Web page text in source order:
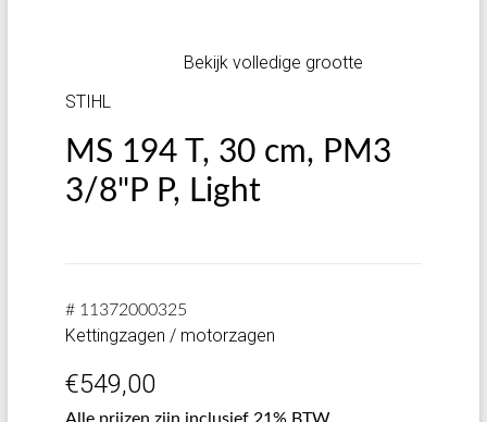
Bekijk volledige grootte
STIHL
MS 194 T, 30 cm, PM3
3/8"P P, Light
# 11372000325
Kettingzagen / motorzagen
€549,00